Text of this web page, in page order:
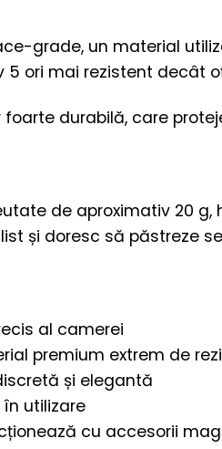
grade, un material
ori mai rezistent decât
durabilă, care
de aproximativ 20
și doresc să păstreze
al camerei
premium extrem de
și elegantă
utilizare
cu accesorii